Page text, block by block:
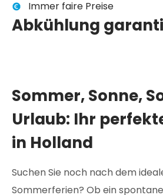
Immer faire Preise
Abkühlung
Sommer, Sonne,
Urlaub: Ihr
in Holland
Suchen Sie noch nach dem
Sommerferien? Ob ein